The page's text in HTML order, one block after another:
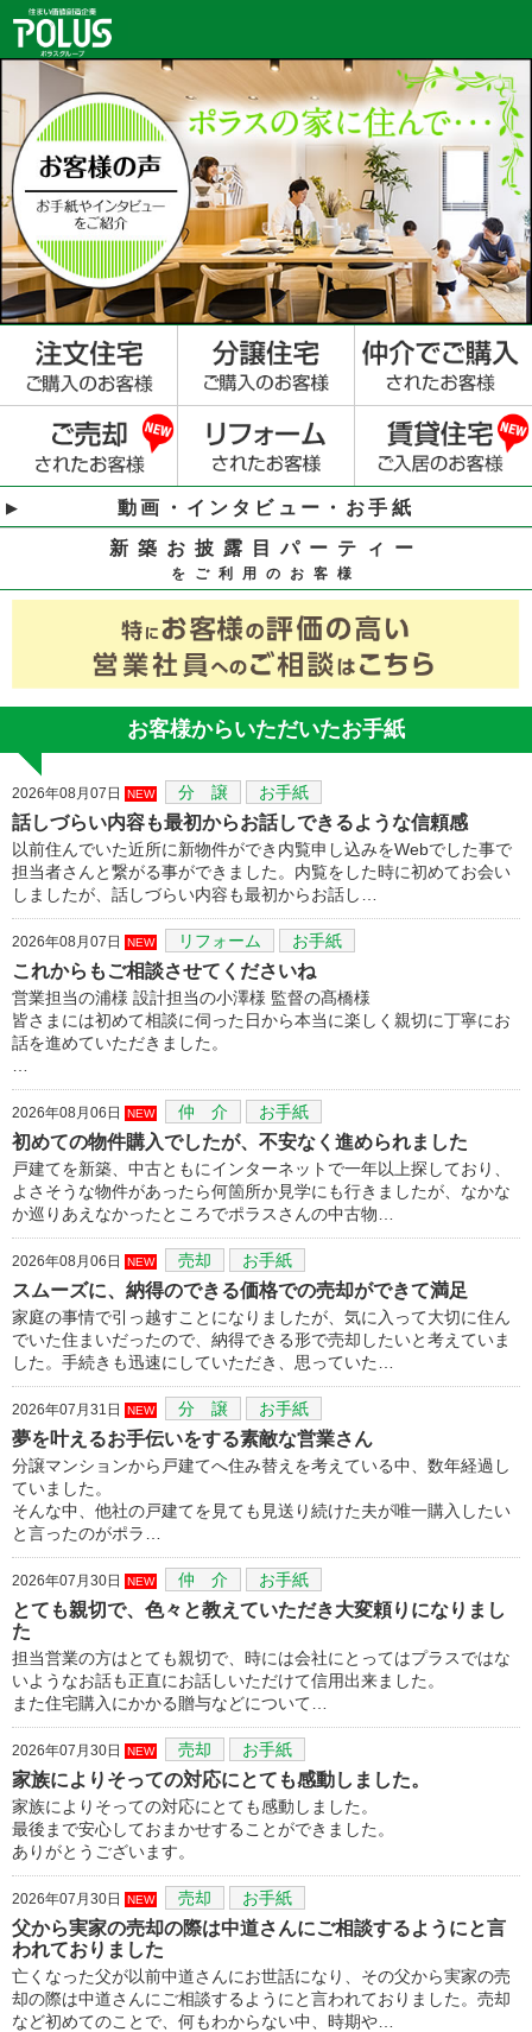
動画・インタビュー・お手紙
新築お披露目パーティー
をご利用のお客様
お客様からいただいたお手紙
2026年08月07日 NEW 分 譲 お手紙
話しづらい内容も最初からお話しできるような信頼感
以前住んでいた近所に新物件ができ内覧申し込みをWebでした事で
担当者さんと繋がる事ができました。内覧をした時に初めてお会い
しましたが、話しづらい内容も最初からお話し…
2026年08月07日 NEW リフォーム お手紙
これからもご相談させてくださいね
営業担当の浦様 設計担当の小澤様 監督の髙橋様
皆さまには初めて相談に伺った日から本当に楽しく親切に丁寧にお
話を進めていただきました。
2026年08月06日 NEW 仲 介 お手紙
初めての物件購入でしたが、不安なく進められました
戸建てを新築、中古ともにインターネットで一年以上探しており、
よさそうな物件があったら何箇所か見学にも行きましたが、なかな
か巡りあえなかったところでポラスさんの中古物…
2026年08月06日 NEW 売却 お手紙
スムーズに、納得のできる価格での売却ができて満足
家庭の事情で引っ越すことになりましたが、気に入って大切に住ん
でいた住まいだったので、納得できる形で売却したいと考えていま
した。手続きも迅速にしていただき、思っていた…
2026年07月31日 NEW 分 譲 お手紙
夢を叶えるお手伝いをする素敵な営業さん
分譲マンションから戸建てへ住み替えを考えている中、数年経過し
ていました。
そんな中、他社の戸建てを見ても見送り続けた夫が唯一購入したい
と言ったのがポラ…
2026年07月30日 NEW 仲 介 お手紙
とても親切で、色々と教えていただき大変頼りになりまし
た
担当営業の方はとても親切で、時には会社にとってはプラスではな
いようなお話も正直にお話しいただけて信用出来ました。
また住宅購入にかかる贈与などについて…
2026年07月30日 NEW 売却 お手紙
家族によりそっての対応にとても感動しました。
家族によりそっての対応にとても感動しました。
最後まで安心しておまかせすることができました。
ありがとうございます。
2026年07月30日 NEW 売却 お手紙
父から実家の売却の際は中道さんにご相談するようにと言
われておりました
亡くなった父が以前中道さんにお世話になり、その父から実家の売
却の際は中道さんにご相談するようにと言われておりました。売却
など初めてのことで、何もわからない中、時期や…